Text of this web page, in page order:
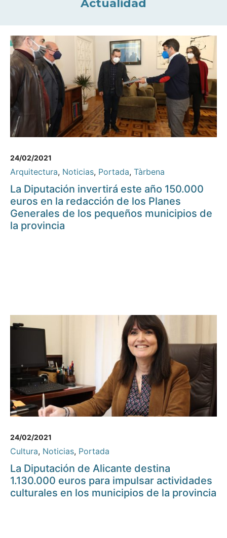
Actualidad
24/02/2021
Arquitectura, Noticias, Portada, Tàrbena
La Diputación invertirá este año 150.000
euros en la redacción de los Planes
Generales de los pequeños municipios de
la provincia
24/02/2021
Cultura, Noticias, Portada
La Diputación de Alicante destina
1.130.000 euros para impulsar actividades
culturales en los municipios de la provincia